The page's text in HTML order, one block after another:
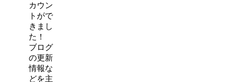
カウン
トがで
きまし
た！
ブログ
の更新
情報な
どを主